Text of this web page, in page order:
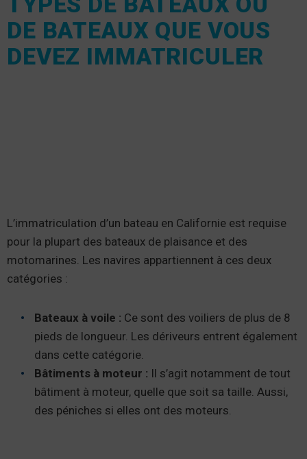
DE BATEAUX QUE VOUS
DEVEZ IMMATRICULER
L’immatriculation d’un bateau en Californie est requise
pour la plupart des bateaux de plaisance et des
motomarines. Les navires appartiennent à ces deux
catégories :
Bateaux à voile : Ce sont des voiliers de plus de 8
pieds de longueur. Les dériveurs entrent également
dans cette catégorie.
Bâtiments à moteur : Il s’agit notamment de tout
bâtiment à moteur, quelle que soit sa taille. Aussi,
des péniches si elles ont des moteurs.